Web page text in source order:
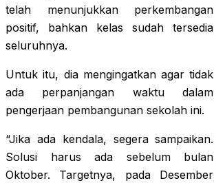
telah menunjukkan perkembangan
positif, bahkan kelas sudah tersedia
seluruhnya.
Untuk itu, dia mengingatkan agar tidak
ada perpanjangan waktu dalam
pengerjaan pembangunan sekolah ini.
“Jika ada kendala, segera sampaikan.
Solusi harus ada sebelum bulan
Oktober. Targetnya, pada Desember